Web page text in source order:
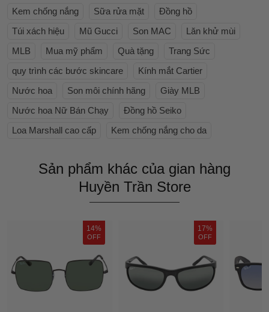
Kem chống nắng Sữa rửa mặt
Đồng hồ
Túi xách hiệu
Mũ Gucci Son MAC
Lăn khử mùi
MLB
Mua mỹ phẩm Quà tặng
Trang Sức
quy trình các bước skincare
Kính mắt Cartier
Nước hoa
Son môi chính hãng
Giày MLB
Nước hoa Nữ Bán Chạy
Đồng hồ Seiko
Loa Marshall cao cấp
Kem chống nắng cho da
Sản phẩm khác của gian hàng
Huyền Trần Store
14%
OFF
17%
OFF